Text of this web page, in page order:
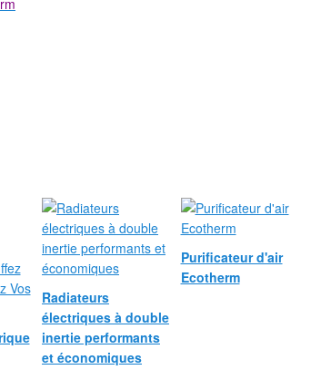
Radiateurs
électriques à double
inertie performants
et économiques
Purificateur d'air
Ecotherm